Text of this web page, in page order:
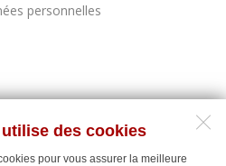
des cookies
pour vous assurer la meilleure
personnelles